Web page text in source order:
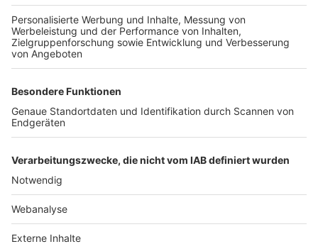
TOP-PARTNER
Nutzungsbedingungen Datenschutz Impressum